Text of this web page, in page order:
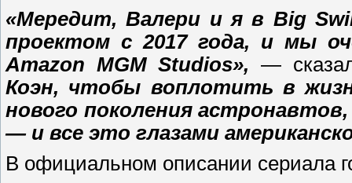
«Мередит, Валери и я в Big
проектом с 2017 года, и мы
Amazon MGM Studios», —
Коэн, чтобы воплотить в
нового поколения
— и все это глазами
В официальном описании сериала